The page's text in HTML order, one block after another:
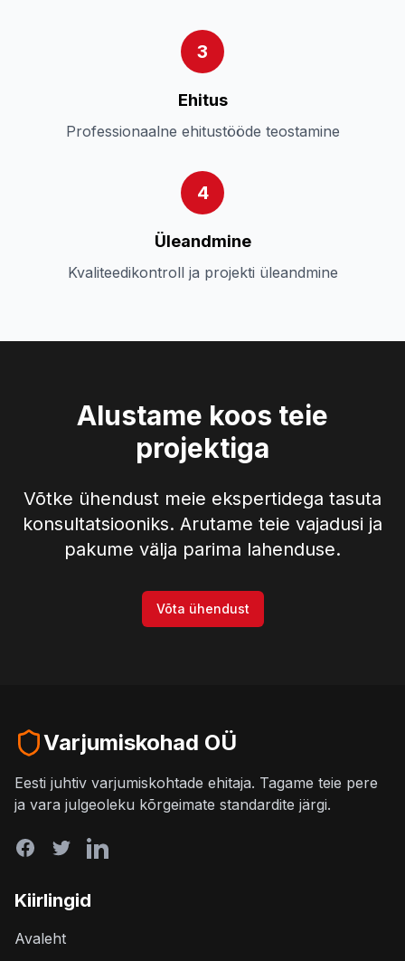
3
Ehitus
Professionaalne ehitustööde teostamine
4
Üleandmine
Kvaliteedikontroll ja projekti üleandmine
Alustame koos teie
projektiga
Võtke ühendust meie ekspertidega tasuta
konsultatsiooniks. Arutame teie vajadusi ja
pakume välja parima lahenduse.
Võta ühendust
Varjumiskohad OÜ
Eesti juhtiv varjumiskohtade ehitaja. Tagame teie pere
ja vara julgeoleku kõrgeimate standardite järgi.
Kiirlingid
Avaleht